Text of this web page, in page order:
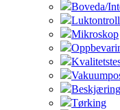
Boveda/
Mikroskop
Beskjæring
Tørking